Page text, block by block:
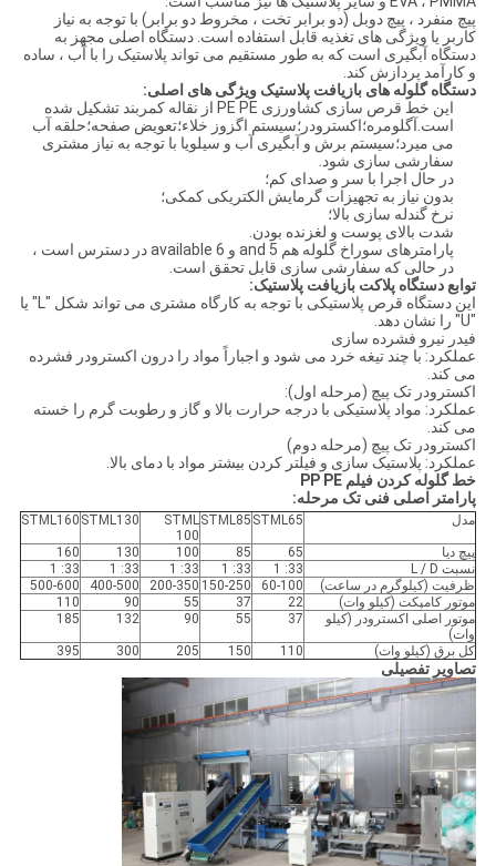
پیچ منفرد ، پیچ دوبل (دو برابر تخت ، مخروط دو برابر) با توجه به نیاز
کاربر یا ویژگی های تغذیه قابل استفاده است. دستگاه اصلی مجهز به
دستگاه آبگیری است که به طور مستقیم می تواند پلاستیک را با آب ، ساده
و کارآمد پردازش کند.
دستگاه گلوله های بازیافت پلاستیک ویژگی های اصلی:
این خط قرص سازی کشاورزی PE PE از نقاله کمربند تشکیل شده
است.آگلومره؛اکسترودر؛سیستم اگزوز خلاء؛تعویض صفحه؛حلقه آب
می میرد؛سیستم برش و آبگیری آب و سیلویا با توجه به نیاز مشتری
سفارشی سازی شود.
در حال اجرا با سر و صدای کم؛
بدون نیاز به تجهیزات گرمایش الکتریکی کمکی؛
نرخ گندله سازی بالا؛
شدت بالای پوست و لغزنده بودن.
پارامترهای سوراخ گلوله هم 5 and و 6 available در دسترس است ،
در حالی که سفارشی سازی قابل تحقق است.
توابع دستگاه پلاکت بازیافت پلاستیک:
این دستگاه قرص پلاستیکی با توجه به کارگاه مشتری می تواند شکل "L" یا
"U" را نشان دهد.
فیدر نیرو فشرده سازی
عملکرد: با چند تیغه خرد می شود و اجباراً مواد را درون اکسترودر فشرده
می کند.
اکسترودر تک پیچ (مرحله اول):
عملکرد: مواد پلاستیکی با درجه حرارت بالا و گاز و رطوبت گرم را خسته
می کند.
اکسترودر تک پیچ (مرحله دوم)
عملکرد: پلاستیک سازی و فیلتر کردن بیشتر مواد با دمای بالا.
خط گلوله کردن فیلم PP PE
پارامتر اصلی فنی تک مرحله:
مدل STML65
STML85
STML
100
STML130
STML160
پیچ دیا 65
85
100
130
160
نسبت L / D
33: 1
33: 1
33: 1
33: 1
33: 1
ظرفیت (کیلوگرم در ساعت)
60-100
150-250
200-350
400-500
500-600
موتور کامپکت (کیلو وات)
22
37
55
90
110
موتور اصلی اکسترودر (کیلو
وات)
37
55
90
132
185
کل برق (کیلو وات) 110
150
205
300
395
تصاویر تفصیلی